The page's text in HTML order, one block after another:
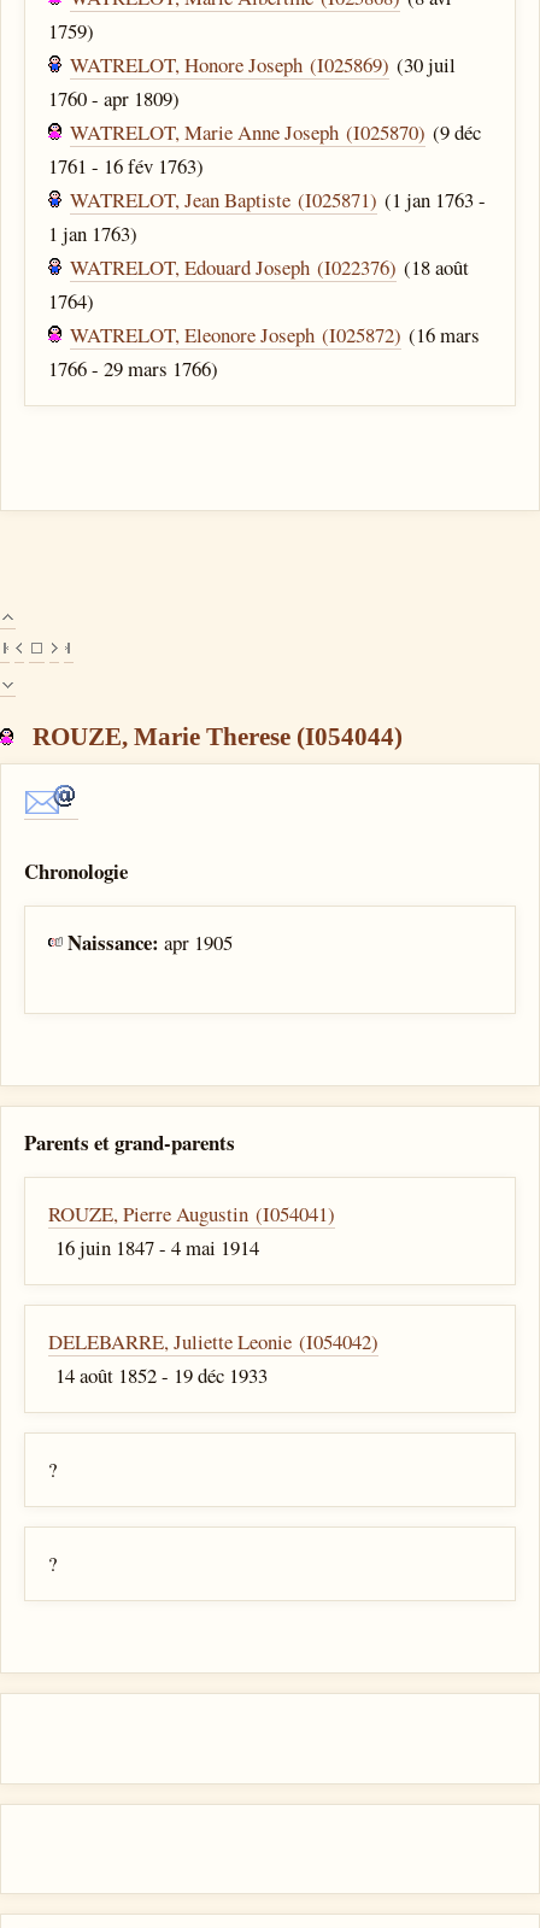
1759)
WATRELOT, Honore Joseph (I025869) (30 juil
1760 - apr 1809)
WATRELOT, Marie Anne Joseph (I025870) (9 déc
1761 - 16 fév 1763)
WATRELOT, Jean Baptiste (I025871) (1 jan 1763 -
1 jan 1763)
WATRELOT, Edouard Joseph (I022376) (18 août
1764)
WATRELOT, Eleonore Joseph (I025872) (16 mars
1766 - 29 mars 1766)
ROUZE, Marie Therese (I054044)
Chronologie
Naissance:apr 1905
Parents et grand-parents
ROUZE, Pierre Augustin (I054041)
16 juin 1847 - 4 mai 1914
DELEBARRE, Juliette Leonie (I054042)
14 août 1852 - 19 déc 1933
?
?